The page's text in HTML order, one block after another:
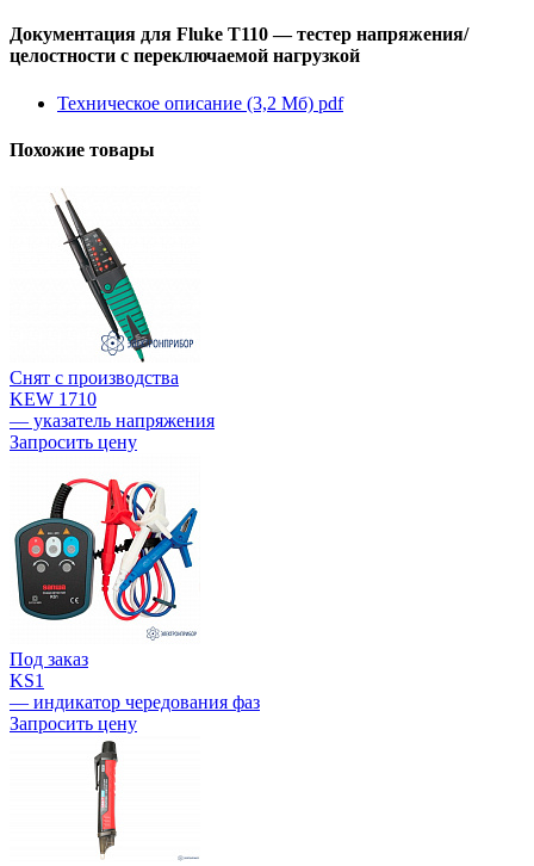
Документация для Fluke T110 — тестер напряжения/
целостности с переключаемой нагрузкой
Техническое описание (3,2 Мб) pdf
Похожие товары
Снят с производства
KEW 1710
— указатель напряжения
Запросить цену
Под заказ
KS1
— индикатор чередования фаз
Запросить цену